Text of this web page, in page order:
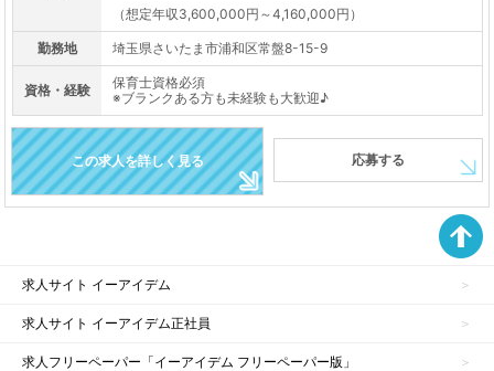
（想定年収3,600,000円～4,160,000円）
勤務地 埼玉県さいたま市浦和区常盤8-15-9
資格・経験
保育士資格必須
※ブランクある方も未経験も大歓迎♪
この求人を詳しく見る 応募する
求人サイト イーアイデム
求人サイト イーアイデム正社員
求人フリーペーパー「イーアイデム フリーペーパー版」